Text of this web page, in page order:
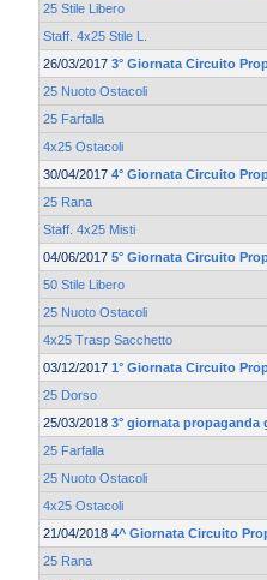
25 Stile Libero
Staff. 4x25 Stile L.
26/03/2017 3° Giornata Circuito
25 Nuoto Ostacoli
25 Farfalla
4x25 Ostacoli
30/04/2017 4° Giornata Circuito
25 Rana
Staff. 4x25 Misti
04/06/2017 5° Giornata Circuito
50 Stile Libero
25 Nuoto Ostacoli
4x25 Trasp Sacchetto
03/12/2017 1° Giornata Circuito
25 Dorso
25/03/2018 3° giornata propaganda
25 Farfalla
25 Nuoto Ostacoli
4x25 Ostacoli
21/04/2018 4^ Giornata Circuito
25 Rana